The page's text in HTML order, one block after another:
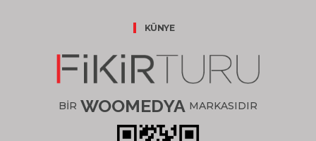
KÜNYE
BİR WOOMEDYA MARKASIDIR